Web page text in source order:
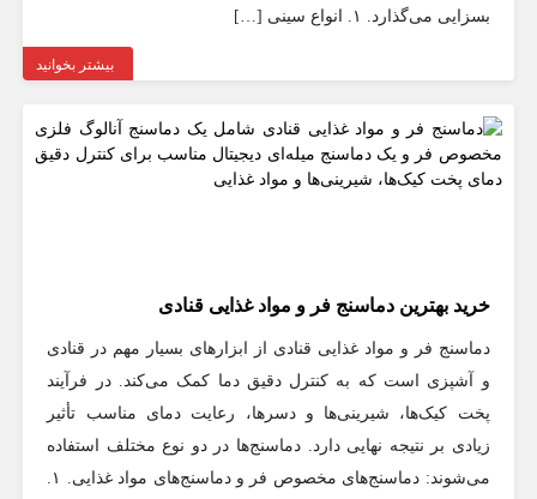
بسزایی می‌گذارد. ۱. انواع سینی […]
بیشتر بخوانید
خرید بهترین دماسنج فر و مواد غذایی قنادی
دماسنج فر و مواد غذایی قنادی از ابزارهای بسیار مهم در قنادی
و آشپزی است که به کنترل دقیق دما کمک می‌کند. در فرآیند
پخت کیک‌ها، شیرینی‌ها و دسرها، رعایت دمای مناسب تأثیر
زیادی بر نتیجه نهایی دارد. دماسنج‌ها در دو نوع مختلف استفاده
می‌شوند: دماسنج‌های مخصوص فر و دماسنج‌های مواد غذایی. ۱.